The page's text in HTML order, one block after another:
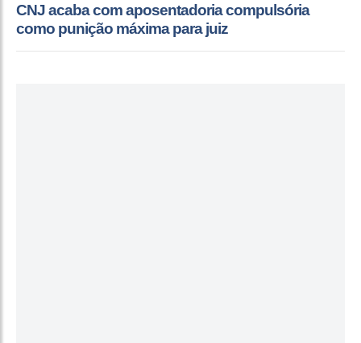
CNJ acaba com aposentadoria compulsória
como punição máxima para juiz